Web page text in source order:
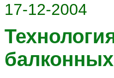
17-12-2004